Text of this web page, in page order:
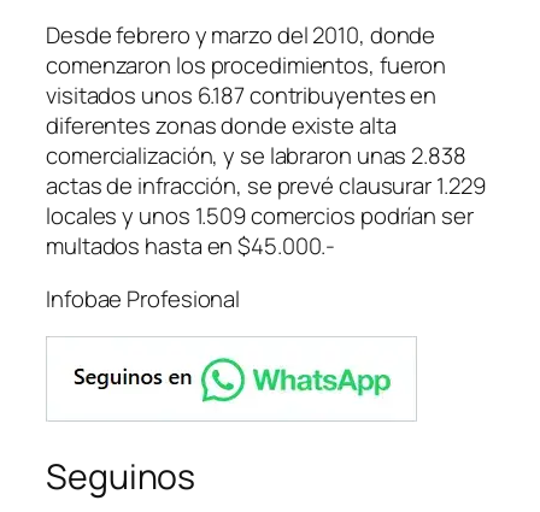
Desde febrero y marzo del 2010, donde
comenzaron los procedimientos, fueron
visitados unos 6.187 contribuyentes en
diferentes zonas donde existe alta
comercialización, y se labraron unas 2.838
actas de infracción, se prevé clausurar 1.229
locales y unos 1.509 comercios podrían ser
multados hasta en $45.000.-
Infobae Profesional
Seguinos